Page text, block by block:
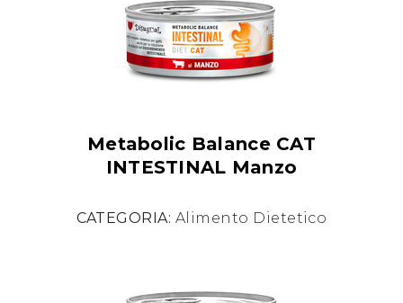
Metabolic Balance CAT
INTESTINAL Manzo
CATEGORIA: Alimento Dietetico